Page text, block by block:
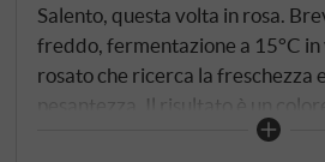
Salento, questa volta in rosa.
freddo, fermentazione a 15°C in
rosato che ricerca la freschezza
pesantezza. Il risultato è un
brillante. Bacche rosse, petali di